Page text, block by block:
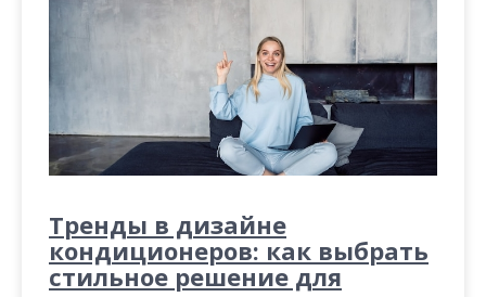
Тренды в дизайне
кондиционеров: как выбрать
стильное решение для